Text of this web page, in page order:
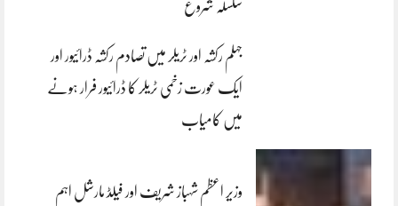
سلسلہ شروع
جہلم رکشہ اور ٹریلر میں تصادم رکشہ ڈرائیور اور
ایک عورت زخمی ٹریلر کا ڈرائیور فرار ہونے
میں کامیاب
وزیر اعظم شہباز شریف اور فیلڈ مارشل اہم